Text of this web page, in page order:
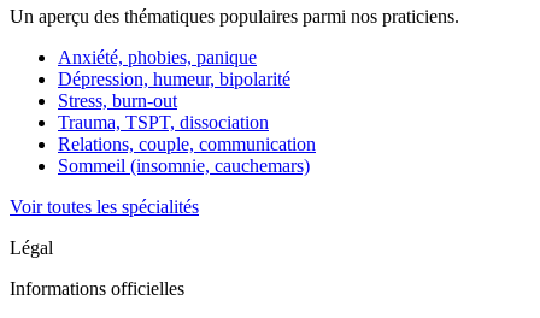
Un aperçu des thématiques populaires parmi nos praticiens.
Anxiété, phobies, panique
Dépression, humeur, bipolarité
Stress, burn-out
Trauma, TSPT, dissociation
Relations, couple, communication
Sommeil (insomnie, cauchemars)
Voir toutes les spécialités
Légal
Informations officielles